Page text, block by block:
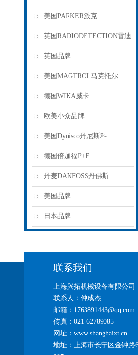
美国PARKER派克
英国RADIODETECTION雷迪
英国品牌
美国MAGTROL马克托尔
德国WIKA威卡
欧美小众品牌
美国Dynisco丹尼斯科
德国倍加福P+F
丹麦DANFOSS丹佛斯
美国品牌
日本品牌
联系我们
上海兴拓机械设备有限公司
联系人：仲成杰
邮箱：1763891443@qq.com
传真：021-62789085
网址：www.shanghaixt.cn
地址：上海市长宁区金钟路